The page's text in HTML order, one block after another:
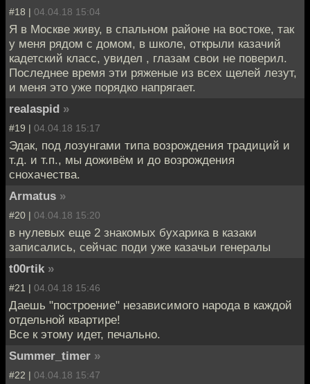
#18 | 04.04.18 15:04
Я в Москве живу, в спальном районе на востоке, так
у меня рядом с домом, в школе, открыли казачий
кадетский класс, увидел , глазам свои не поверил.
Последнее время эти ряженые из всех щелей лезут,
и меня это уже порядко напрягает.
realaspid »
#19 | 04.04.18 15:17
Эдак, под лозунгами типа возрождения традиций и
т.д. и т.п., мы доживём и до возрождения
снохачества.
Armatus »
#20 | 04.04.18 15:20
в нулевых еще 2 знакомых бухарика в казаки
записались, сейчас поди уже казачьи генералы
t00rtik »
#21 | 04.04.18 15:46
Даешь "построение" независимого народа в каждой
отдельной квартире!
Все к этому идет, печально.
Summer_timer »
#22 | 04.04.18 15:47